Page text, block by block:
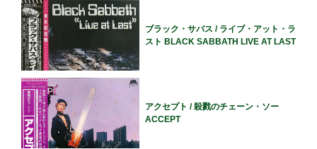
ブラック・サバス / ライブ・アット・ラ
スト BLACK SABBATH LIVE AT LAST
アクセプト / 殺戮のチェーン・ソー
ACCEPT